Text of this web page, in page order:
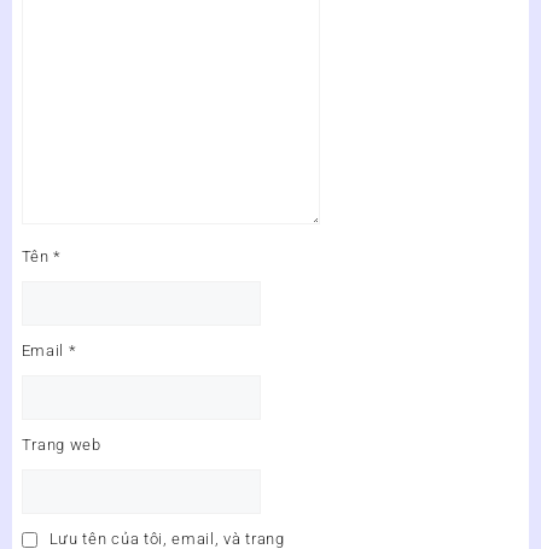
Tên*
Email *
Trang web
Lưu tên của tôi, email, và trang